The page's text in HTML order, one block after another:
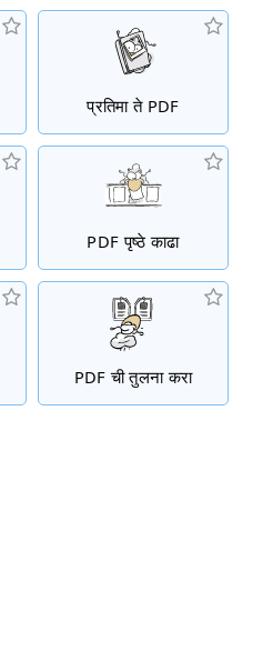
प्रतिमा ते PDF
PDF पृष्ठे काढा
PDF ची तुलना करा